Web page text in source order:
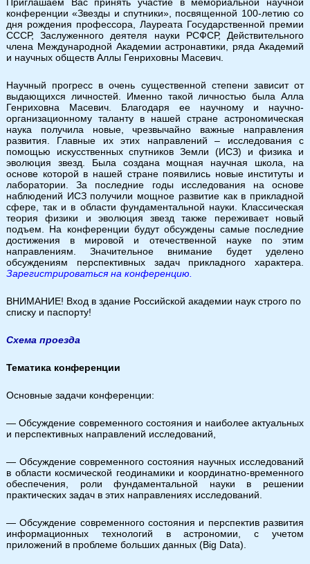
конференции «Звезды и спутники», посвященной 100-летию со
дня рождения профессора, Лауреата Государственной премии
СССР, Заслуженного деятеля науки РСФСР, Действительного
члена Международной Академии астронавтики, ряда Академий
и научных обществ Аллы Генриховны Масевич.
Научный прогресс в очень существенной степени зависит от
выдающихся личностей. Именно такой личностью была Алла
Генриховна Масевич. Благодаря ее научному и научно-
организационному таланту в нашей стране астрономическая
наука получила новые, чрезвычайно важные направления
развития. Главные их этих направлений – исследования с
помощью искусственных спутников Земли (ИСЗ) и физика и
эволюция звезд. Была создана мощная научная школа, на
основе которой в нашей стране появились новые институты и
лаборатории. За последние годы исследования на основе
наблюдений ИСЗ получили мощное развитие как в прикладной
сфере, так и в области фундаментальной науки. Классическая
теория физики и эволюция звезд также переживает новый
подъем. На конференции будут обсуждены самые последние
достижения в мировой и отечественной науке по этим
направлениям. Значительное внимание будет уделено
обсуждениям перспективных задач прикладного характера.
Зарегистрироваться на конференцию.
ВНИМАНИЕ! Вход в здание Российской академии наук строго по
списку и паспорту!
Схема проезда
Тематика конференции
Основные задачи конференции:
— Обсуждение современного состояния и наиболее актуальных
и перспективных направлений исследований,
— Обсуждение современного состояния научных исследований
в области космической геодинамики и координатно-временного
обеспечения, роли фундаментальной науки в решении
практических задач в этих направлениях исследований.
— Обсуждение современного состояния и перспектив развития
информационных технологий в астрономии, с учетом
приложений в проблеме больших данных (Big Data).